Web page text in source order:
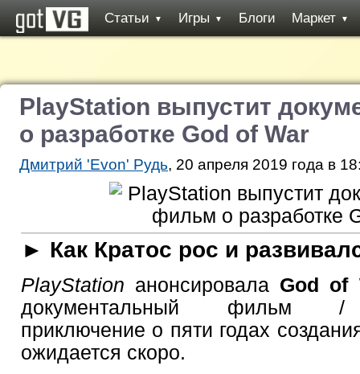
Статьи ▼ Игры ▼ Блоги Маркет ▼
PlayStation выпустит
о разработке God of War
Дмитрий 'Evon' Рудь, 20 апреля 2019 года в
► Как Кратос рос и
PlayStation анонсировала Gоd of
документальный фильм /
приключение о пяти годах
ожидается скоро.